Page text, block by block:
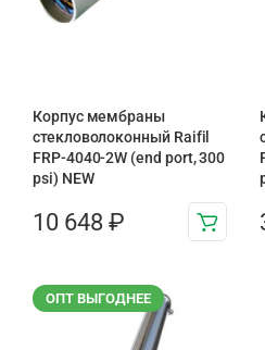
Корпус мембраны
стекловолоконный Raifil
FRP-4040-2W (end port, 300
psi) NEW
10 648 ₽
ОПТ ВЫГОДНЕЕ